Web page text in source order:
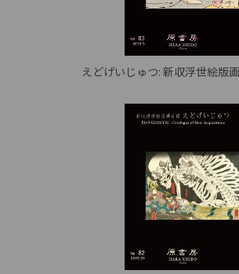
えどげいじゅつ: 新収浮世絵版